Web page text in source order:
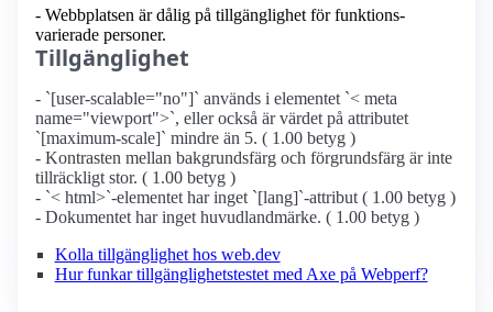
- Webbplatsen är dålig på tillgänglighet för funktions­
varierade personer.
Tillgänglighet
- `[user-scalable="no"]` används i elementet `< meta
name="viewport">`, eller också är värdet på attributet
`[maximum-scale]` mindre än 5. ( 1.00 betyg )
- Kontrasten mellan bakgrundsfärg och förgrundsfärg är inte
tillräckligt stor. ( 1.00 betyg )
- `< html>`-elementet har inget `[lang]`-attribut ( 1.00 betyg )
- Dokumentet har inget huvudlandmärke. ( 1.00 betyg )
Kolla tillgänglighet hos web.dev
Hur funkar tillgänglighetstestet med Axe på Webperf?